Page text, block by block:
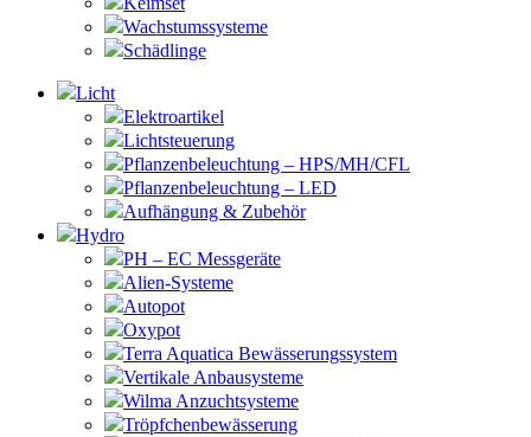
Wachstumssysteme
Schädlinge
Licht
Elektroartikel
Lichtsteuerung
Pflanzenbeleuchtung – HPS/MH/CFL
Pflanzenbeleuchtung – LED
Aufhängung & Zubehör
Hydro
PH – EC Messgeräte
Alien-Systeme
Autopot
Oxypot
Terra Aquatica Bewässerungssystem
Vertikale Anbausysteme
Wilma Anzuchtsysteme
Tröpfchenbewässerung